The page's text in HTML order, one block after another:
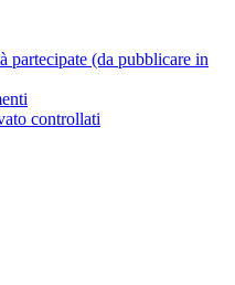
partecipate (da pubblicare in
controllati